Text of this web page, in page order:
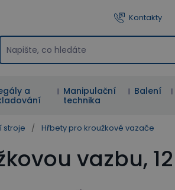
Kontakty
a
Manipulační
technika
Balení
stroje / Hřbety pro kroužkové vazače
vazbu,